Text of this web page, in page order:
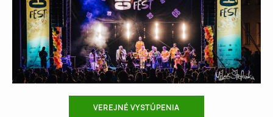
VEREJNÉ VYSTÚPENIA